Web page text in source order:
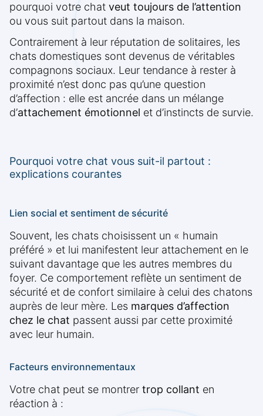
pourquoi votre chat veut toujours de l’attention
ou vous suit partout dans la maison.
Contrairement à leur réputation de solitaires, les
chats domestiques sont devenus de véritables
compagnons sociaux. Leur tendance à rester à
proximité n’est donc pas qu’une question
d’affection : elle est ancrée dans un mélange
d’attachement émotionnel et d’instincts de survie.
Pourquoi votre chat vous suit-il partout :
explications courantes
Lien social et sentiment de sécurité
Souvent, les chats choisissent un « humain
préféré » et lui manifestent leur attachement en le
suivant davantage que les autres membres du
foyer. Ce comportement reflète un sentiment de
sécurité et de confort similaire à celui des chatons
auprès de leur mère. Les marques d’affection
chez le chat passent aussi par cette proximité
avec leur humain.
Facteurs environnementaux
Votre chat peut se montrer trop collant en
réaction à :